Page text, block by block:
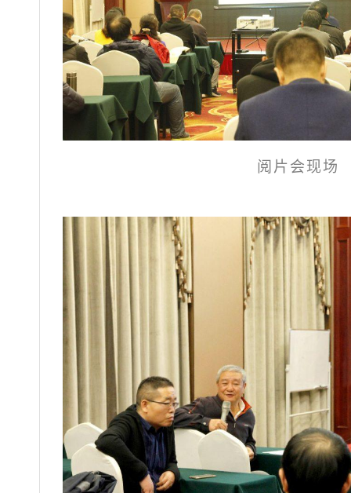
阅片会现场